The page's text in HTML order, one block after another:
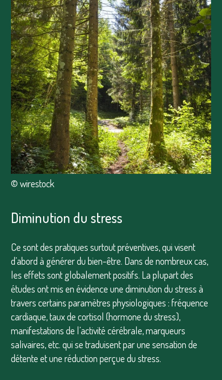
Diminution du stress
Ce sont des pratiques surtout préventives, qui visent
d’abord à générer du bien-être. Dans de nombreux cas,
les effets sont globalement positifs. La plupart des
études ont mis en évidence une diminution du stress à
travers certains paramètres physiologiques : fréquence
cardiaque, taux de cortisol (hormone du stress),
manifestations de l’activité cérébrale, marqueurs
salivaires, etc. qui se traduisent par une sensation de
détente et une réduction perçue du stress.
© wirestock